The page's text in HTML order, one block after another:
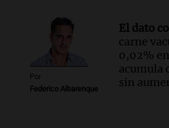
Episodios
Audio. El ministro de
Fe relativiza el impacto
jubilaciones en la
Panorama Federal
Episodios
Por
Federico Albarenque
El dato
carne
0,02%
acumula
sin